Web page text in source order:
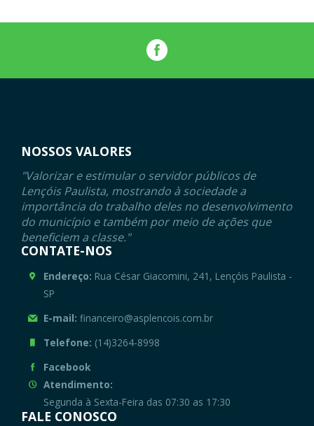
NOSSOS VALORES
"Valorizar e estimular o servidor públicos de
Lençóis Paulista, mostrando à sociedade a
importância do trabalho deles no desenvolvimento
do município e também por meio de ações que
beneficiem a classe."
CONTATE-NOS
Endereço: Rua César Giacomini, 241, Lençóis Paulista -
SP
E-mail: financeiro@asplencois.com.br
Telefone: (14)3264-8998
Facebook
Atendimento:
Segunda à Sexta-Feira das 07:30 as 17:30
FALE CONOSCO